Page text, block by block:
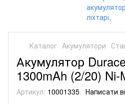
Каталог Акумулятори
Акумулятор
1300mAh (2/20) Ni-
Артикул: 10001335 Написати